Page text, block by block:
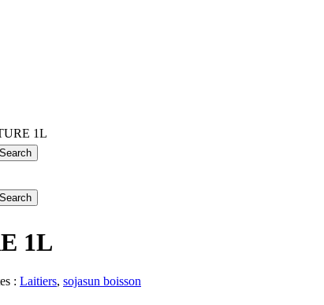
Search
Search
1L
1L
: Laitiers, sojasun boisson